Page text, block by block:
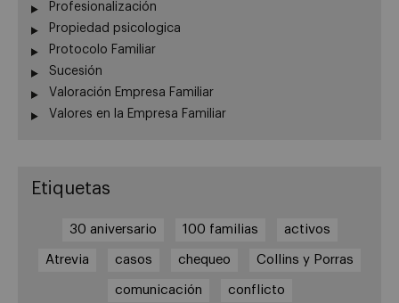
Profesionalización
Propiedad psicologica
Protocolo Familiar
Sucesión
Valoración Empresa Familiar
Valores en la Empresa Familiar
Etiquetas
30 aniversario 100 familias activos
Atrevia casos chequeo Collins y Porras
comunicación conflicto